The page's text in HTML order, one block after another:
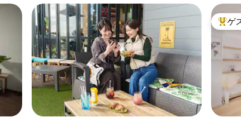
分【KOKI HOTEL】
大好
ゲ